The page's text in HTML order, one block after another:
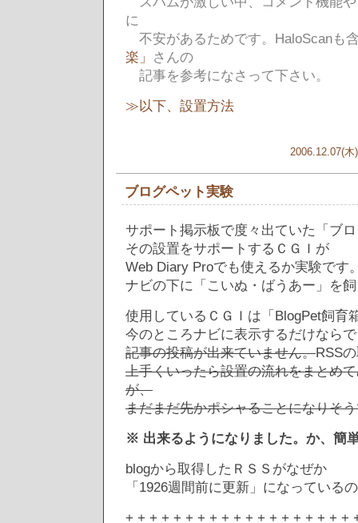
に
不安があるためです。HaloScanも
楽」
さんの
記事を参考になさって下さい。
≫以下、設置方法
2006.12.07(木)
ブログペット実験
サポート掲示板で度々出ていた「ブ
その設置をサポートするＣＧＩが
Web Diary Proでも使えるか実験です
ナビの下に「こいぬ・ばうあー」を
使用しているＣＧＩは「BlogPet飼育
今のところナビに表示するだけなら
記事の投稿が出来ていません。RSS
上手くいったら設置の流れをまとめ
が、
まだまだ先かポシャることになりそ
※ 出来るようになりました。か、
blogから取得したＲＳＳがなぜか
「1926週間前に更新」になっている
+ + + + + + + + + + + + + + + + + + +